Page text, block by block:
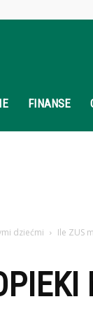
FINANSE
dziećmi Ile ZUS